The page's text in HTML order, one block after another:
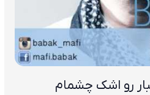
رو اشک چشمام